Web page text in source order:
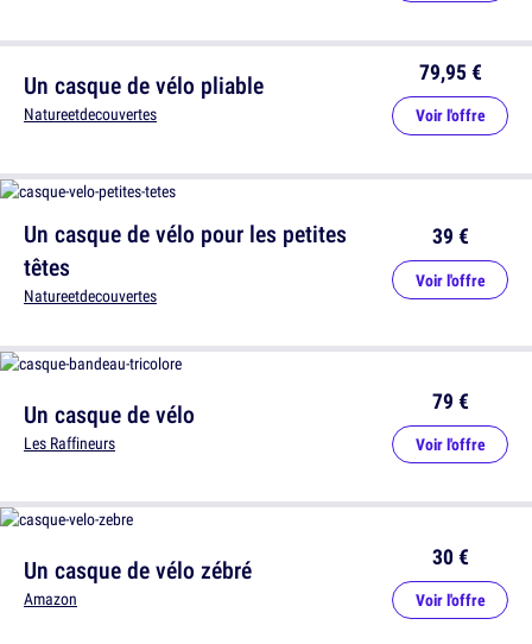
Un casque de vélo pliable
Natureetdecouvertes
79,95 €
Voir l'offre
Un casque de vélo pour les petites
têtes
Natureetdecouvertes
39 €
Voir l'offre
Un casque de vélo
Les Raffineurs
79 €
Voir l'offre
Un casque de vélo zébré
Amazon
30 €
Voir l'offre